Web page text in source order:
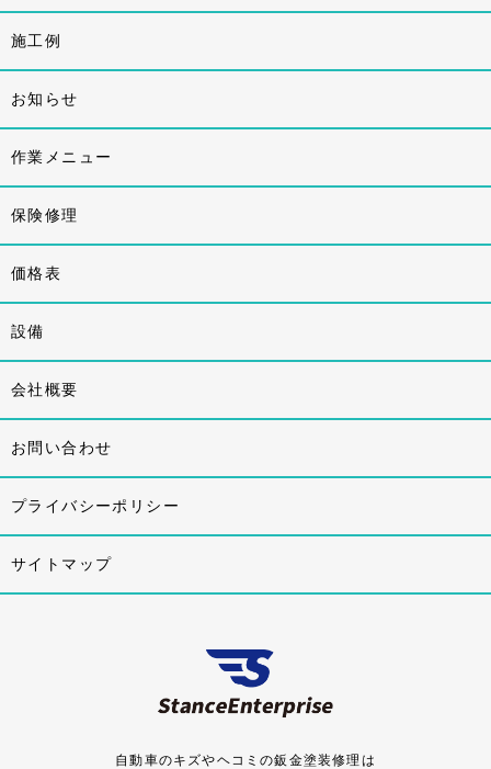
施工例
お知らせ
作業メニュー
保険修理
価格表
設備
会社概要
お問い合わせ
プライバシーポリシー
サイトマップ
自動車のキズやヘコミの鈑金塗装修理は